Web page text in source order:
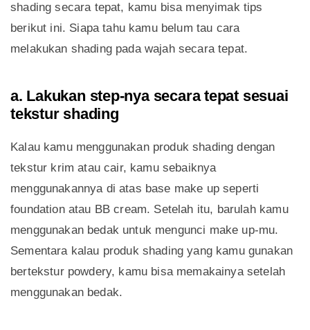
shading secara tepat, kamu bisa menyimak tips
berikut ini. Siapa tahu kamu belum tau cara
melakukan shading pada wajah secara tepat.
a. Lakukan step­-nya secara tepat sesuai
tekstur shading
Kalau kamu menggunakan produk shading dengan
tekstur krim atau cair, kamu sebaiknya
menggunakannya di atas base make up seperti
foundation atau BB cream. Setelah itu, barulah kamu
menggunakan bedak untuk mengunci make up-mu.
Sementara kalau produk shading yang kamu gunakan
bertekstur powdery, kamu bisa memakainya setelah
menggunakan bedak.